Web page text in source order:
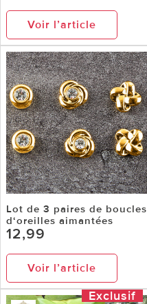
Voir l’article
Lot de 3 paires de boucles
d‘oreilles aimantées
12,99
Voir l’article
Exclusif